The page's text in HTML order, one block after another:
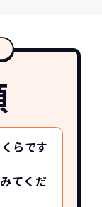
らです
てくだ